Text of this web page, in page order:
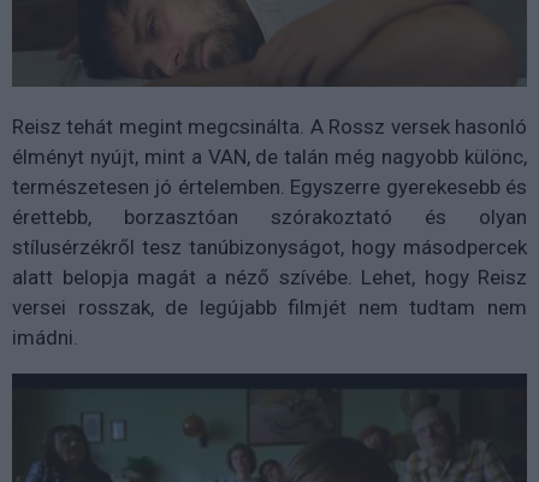
Reisz tehát megint megcsinálta. A Rossz versek hasonló
élményt nyújt, mint a VAN, de talán még nagyobb különc,
természetesen jó értelemben. Egyszerre gyerekesebb és
érettebb, borzasztóan szórakoztató és olyan
stílusérzékről tesz tanúbizonyságot, hogy másodpercek
alatt belopja magát a néző szívébe. Lehet, hogy Reisz
versei rosszak, de legújabb filmjét nem tudtam nem
imádni.